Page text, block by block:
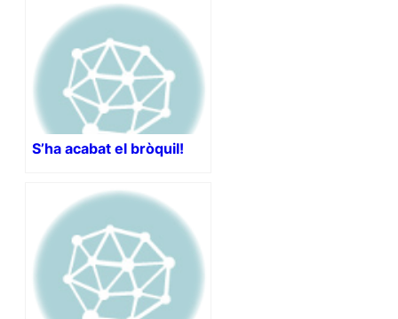
S’ha acabat el bròquil!